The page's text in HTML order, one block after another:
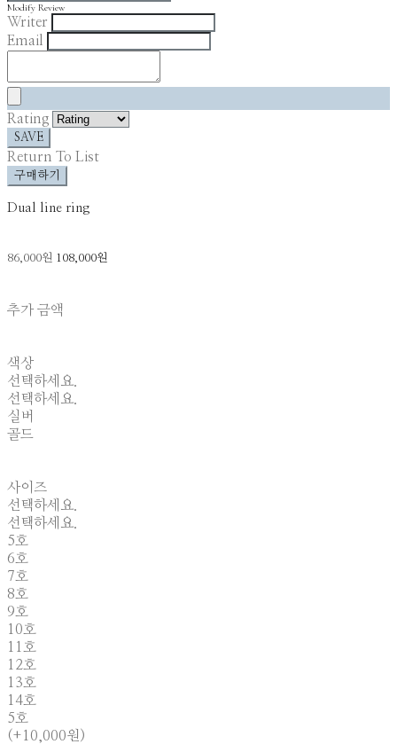
Modify Review
Writer
Email
Rating
SAVE
Return To List
구매하기
Dual line ring
86,000원 108,000원
추가 금액
색상
선택하세요.
선택하세요.
실버
골드
사이즈
선택하세요.
선택하세요.
5호
6호
7호
8호
9호
10호
11호
12호
13호
14호
5호
(+10,000원)